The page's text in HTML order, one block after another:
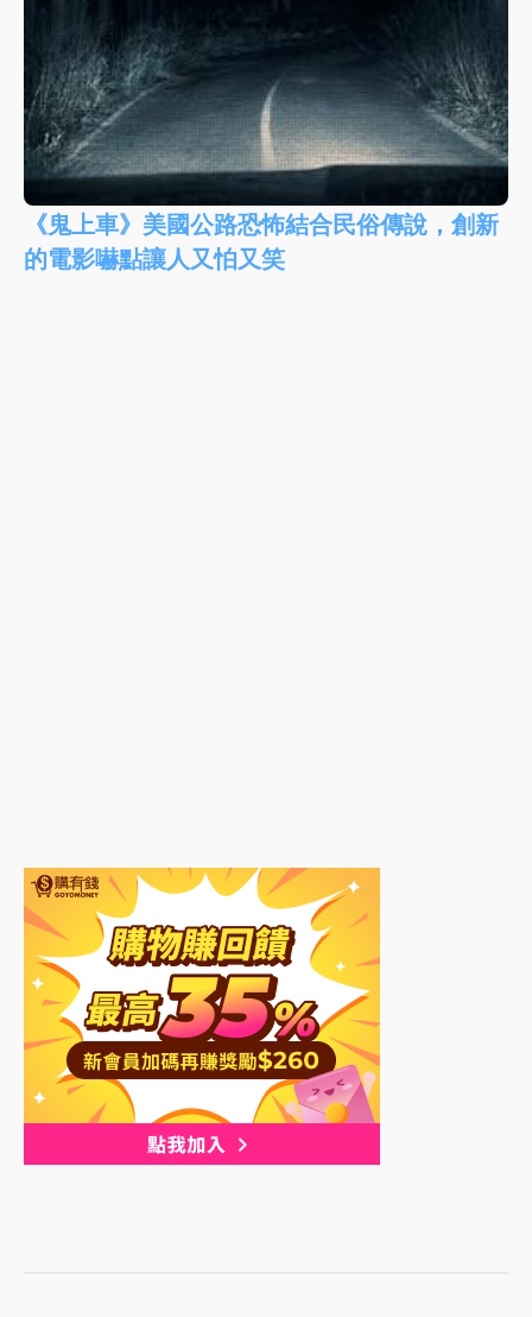
《鬼上車》美國公路恐怖結合民俗傳說，創新
的電影嚇點讓人又怕又笑